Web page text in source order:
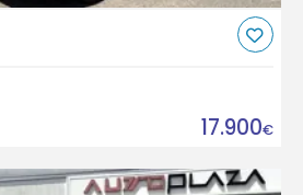
17.900€